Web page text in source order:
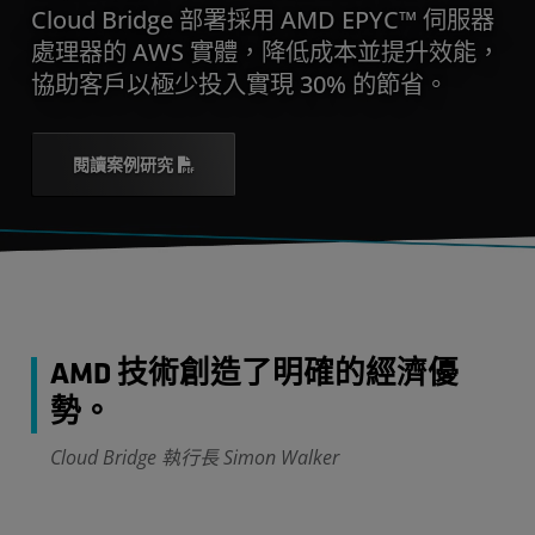
Cloud Bridge 部署採用 AMD EPYC™ 伺服器
處理器的 AWS 實體，降低成本並提升效能，
協助客戶以極少投入實現 30% 的節省。
閱讀案例研究
AMD 技術創造了明確的經濟優
勢。
Cloud Bridge 執行長 Simon Walker